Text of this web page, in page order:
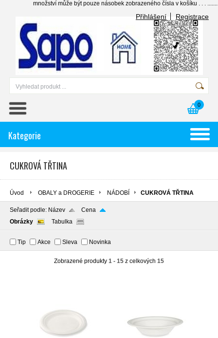
množství může být pouze násobek zobrazeného čísla v košíku . . . ..........
Přihlášení Registrace
0
Kategorie
CUKROVÁ TŘTINA
Úvod OBALY a DROGERIE NÁDOBÍ CUKROVÁ TŘTINA
Seřadit podle: Název
Cena
Obrázky
Tabulka
Tip Akce Sleva Novinka
Zobrazené produkty 1 - 15 z celkových 15